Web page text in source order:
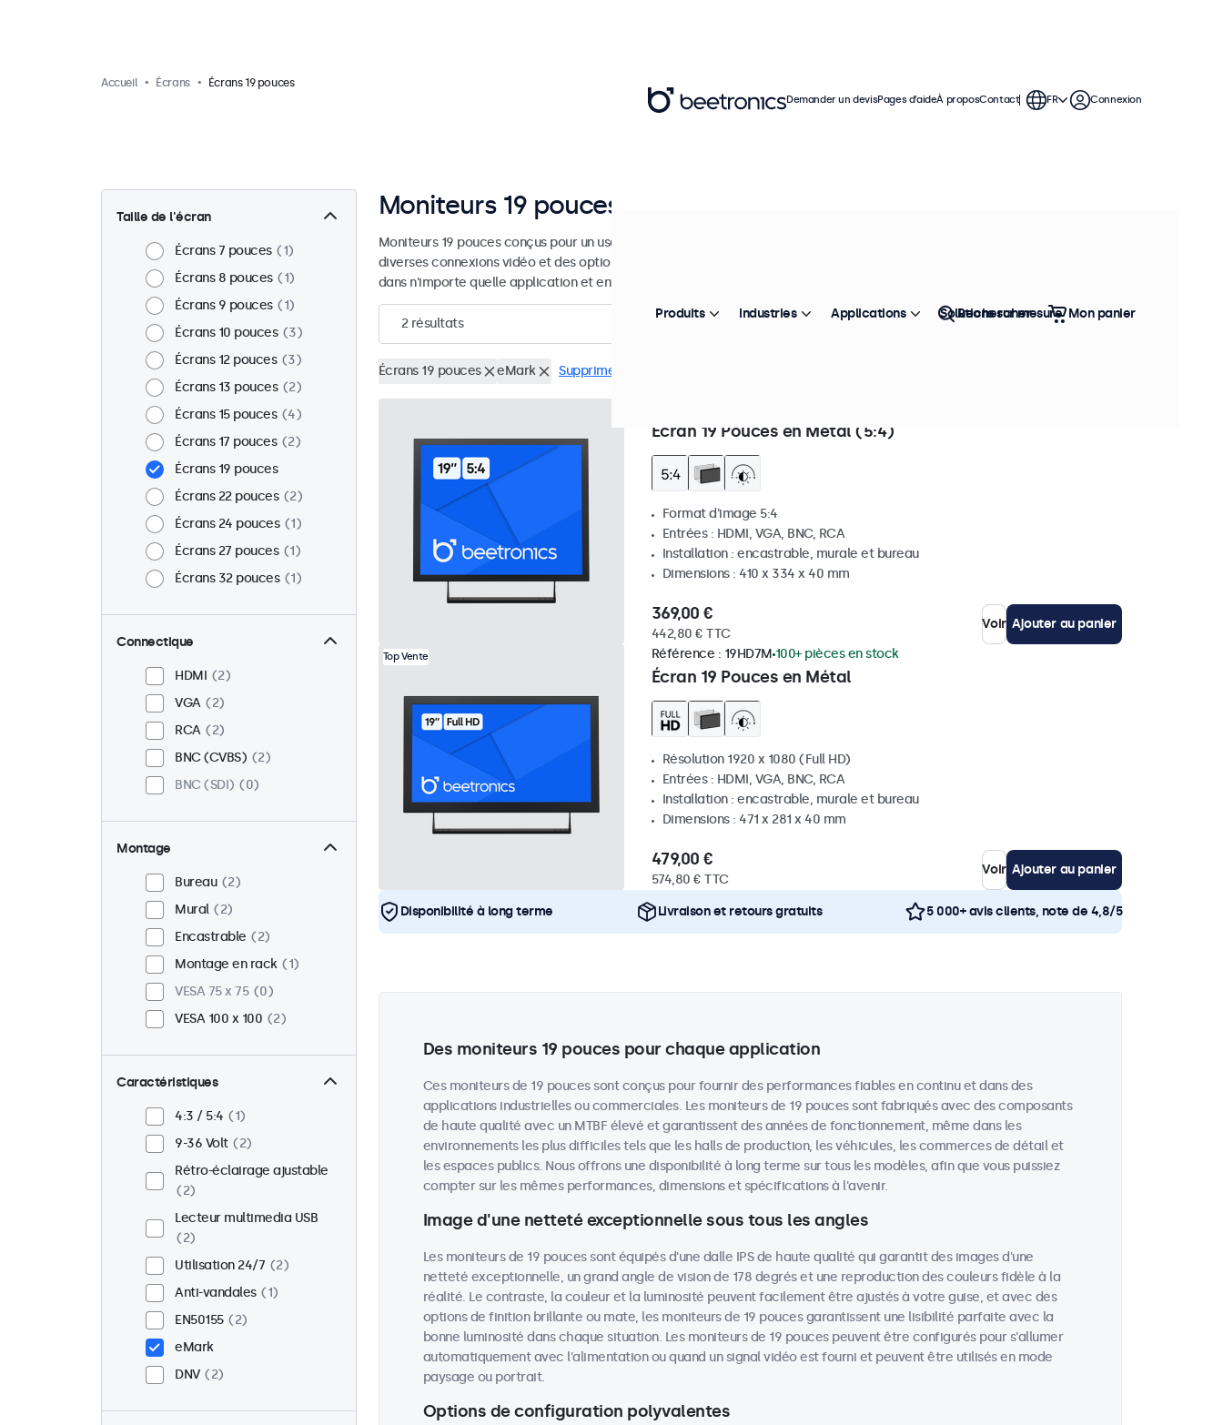
Accueil Écrans Écrans 19 pouces
Taille de l'écran
Écrans 7 pouces
1
Écrans 8 pouces
1
Écrans 9 pouces
1
Écrans 10 pouces
3
Écrans 12 pouces
3
Écrans 13 pouces
2
Écrans 15 pouces
4
Écrans 17 pouces
2
Écrans 19 pouces
Écrans 22 pouces
2
Écrans 24 pouces
1
Écrans 27 pouces
1
Écrans 32 pouces
1
Connectique
HDMI
2
VGA
2
RCA
2
BNC (CVBS)
2
BNC (SDI)
0
Montage
Bureau
2
Mural
2
Encastrable
2
Montage en rack
1
VESA 75 x 75
0
VESA 100 x 100
2
Caractéristiques
4:3 / 5:4
1
9-36 Volt
2
Rétro-éclairage ajustable
2
Lecteur multimedia USB
2
Utilisation 24/7
2
Anti-vandales
1
EN50155
2
eMark
DNV
2
Moniteurs 19 pouces
Moniteurs 19 pouces conçus pour un usage industriel et commercial. Ces moniteurs de 19 pouces offrent
diverses connexions vidéo et des options de montage polyvalentes, leur permettant de s'intégrer facilement
dans n'importe quelle application et environnement.
2résultats Top vente
Écrans 19 pouces eMark Supprimer tous les filtres
Écran 19 Pouces en Métal (5:4)
Format d'image 5:4
Entrées : HDMI, VGA, BNC, RCA
Installation : encastrable, murale et bureau
Dimensions : 410 x 334 x 40 mm
369,00 €
442,80 € TTC
Voir Ajouter au panier
Top Vente
Écran 19 Pouces en Métal
Référence : 19HD7M 100+ pièces en stock
Résolution 1920 x 1080 (Full HD)
Entrées : HDMI, VGA, BNC, RCA
Installation : encastrable, murale et bureau
Dimensions : 471 x 281 x 40 mm
479,00 €
574,80 € TTC
Voir Ajouter au panier
Disponibilité à long terme Livraison et retours gratuits 5 000+ avis clients, note de 4,8/5
Des moniteurs 19 pouces pour chaque application
Ces moniteurs de 19 pouces sont conçus pour fournir des performances fiables en continu et dans des
applications industrielles ou commerciales. Les moniteurs de 19 pouces sont fabriqués avec des composants
de haute qualité avec un MTBF élevé et garantissent des années de fonctionnement, même dans les
environnements les plus difficiles tels que les halls de production, les véhicules, les commerces de détail et
les espaces publics. Nous offrons une disponibilité à long terme sur tous les modèles, afin que vous puissiez
compter sur les mêmes performances, dimensions et spécifications à l'avenir.
Image d'une netteté exceptionnelle sous tous les angles
Les moniteurs de 19 pouces sont équipés d'une dalle IPS de haute qualité qui garantit des images d'une
netteté exceptionnelle, un grand angle de vision de 178 degrés et une reproduction des couleurs fidèle à la
réalité. Le contraste, la couleur et la luminosité peuvent facilement être ajustés à votre guise, et avec des
options de finition brillante ou mate, les moniteurs de 19 pouces garantissent une lisibilité parfaite avec la
bonne luminosité dans chaque situation. Les moniteurs de 19 pouces peuvent être configurés pour s'allumer
automatiquement avec l'alimentation ou quand un signal vidéo est fourni et peuvent être utilisés en mode
paysage ou portrait.
Options de configuration polyvalentes
Demander un devisPages d’aideÀ proposContact FR Connexion
Produits Industries Applications Solutions sur mesure
Rechercher Mon panier